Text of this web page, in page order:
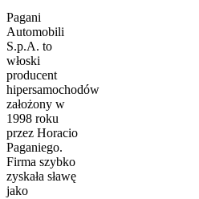
Pagani
Automobili
S.p.A. to
włoski
producent
hipersamochodów
założony w
1998 roku
przez Horacio
Paganiego.
Firma szybko
zyskała sławę
jako